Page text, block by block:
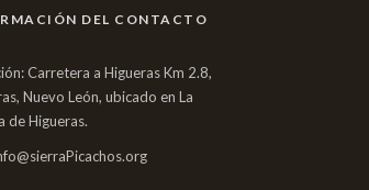
DEL CONTACTO
Carretera a Higueras Km 2.8,
Nuevo León, ubicado en La
de Higueras.